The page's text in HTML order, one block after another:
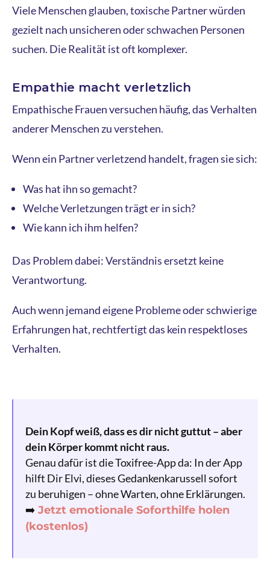
Viele Menschen glauben, toxische Partner würden
gezielt nach unsicheren oder schwachen Personen
suchen. Die Realität ist oft komplexer.
Empathie macht verletzlich
Empathische Frauen versuchen häufig, das Verhalten
anderer Menschen zu verstehen.
Wenn ein Partner verletzend handelt, fragen sie sich:
Was hat ihn so gemacht?
Welche Verletzungen trägt er in sich?
Wie kann ich ihm helfen?
Das Problem dabei: Verständnis ersetzt keine
Verantwortung.
Auch wenn jemand eigene Probleme oder schwierige
Erfahrungen hat, rechtfertigt das kein respektloses
Verhalten.
Dein Kopf weiß, dass es dir nicht guttut – aber
dein Körper kommt nicht raus.
Genau dafür ist die Toxifree-App da: In der App
hilft Dir Elvi, dieses Gedankenkarussell sofort
zu beruhigen – ohne Warten, ohne Erklärungen.
➡️Jetzt emotionale Soforthilfe holen
(kostenlos)